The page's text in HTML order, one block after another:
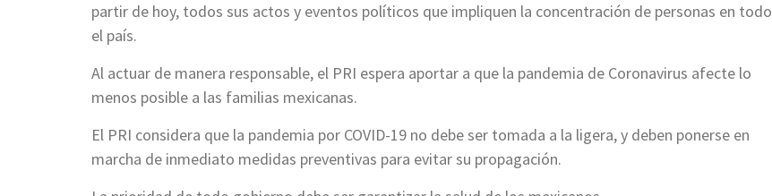
partir de hoy, todos sus actos y eventos políticos que impliquen la concentración de personas en todo
el país.
Al actuar de manera responsable, el PRI espera aportar a que la pandemia de Coronavirus afecte lo
menos posible a las familias mexicanas.
El PRI considera que la pandemia por COVID-19 no debe ser tomada a la ligera, y deben ponerse en
marcha de inmediato medidas preventivas para evitar su propagación.